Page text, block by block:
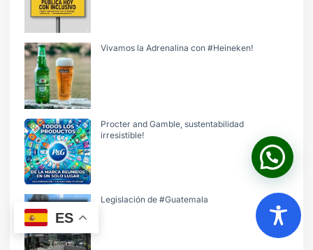
Vivamos la Adrenalina con #Heineken!
Procter and Gamble, sustentabilidad
irresistible!
Legislación de #Guatemala
ES